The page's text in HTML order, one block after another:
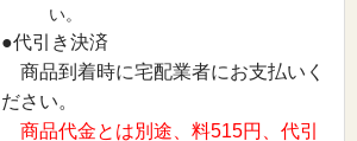
い。
●代引き決済
商品到着時に宅配業者にお支払いく
ださい。
商品代金とは別途、料515円、代引